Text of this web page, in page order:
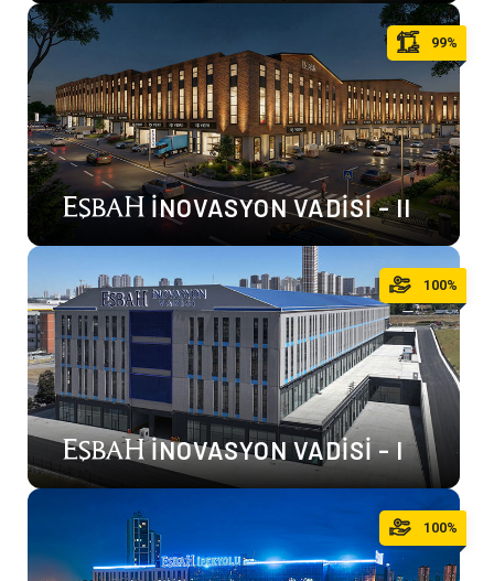
İNOVASYON VADİSİ - II
99%
İNOVASYON VADİSİ - I
100%
100%